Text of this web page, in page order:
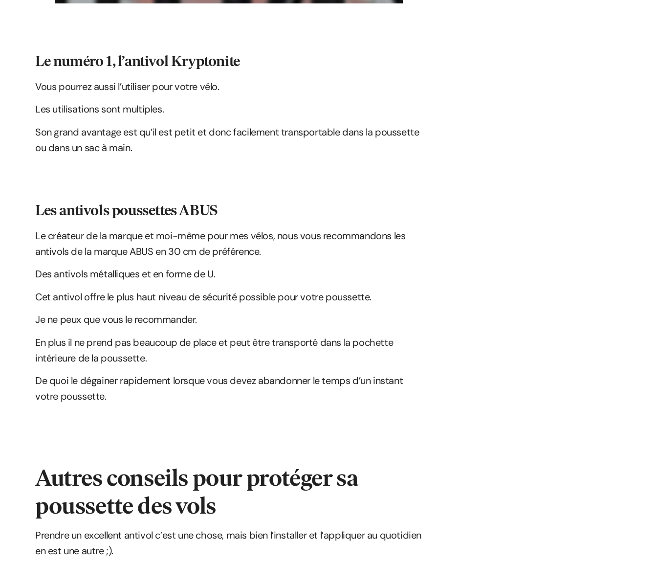
Le numéro 1, l’antivol Kryptonite
Vous pourrez aussi l’utiliser pour votre vélo.
Les utilisations sont multiples.
Son grand avantage est qu’il est petit et donc facilement transportable dans la poussette
ou dans un sac à main.
Les antivols poussettes ABUS
Le créateur de la marque et moi-même pour mes vélos, nous vous recommandons les
antivols de la marque ABUS en 30 cm de préférence.
Des antivols métalliques et en forme de U.
Cet antivol offre le plus haut niveau de sécurité possible pour votre poussette.
Je ne peux que vous le recommander.
En plus il ne prend pas beaucoup de place et peut être transporté dans la pochette
intérieure de la poussette.
De quoi le dégainer rapidement lorsque vous devez abandonner le temps d’un instant
votre poussette.
Autres conseils pour protéger sa
poussette des vols
Prendre un excellent antivol c’est une chose, mais bien l’installer et l’appliquer au quotidien
en est une autre ;).